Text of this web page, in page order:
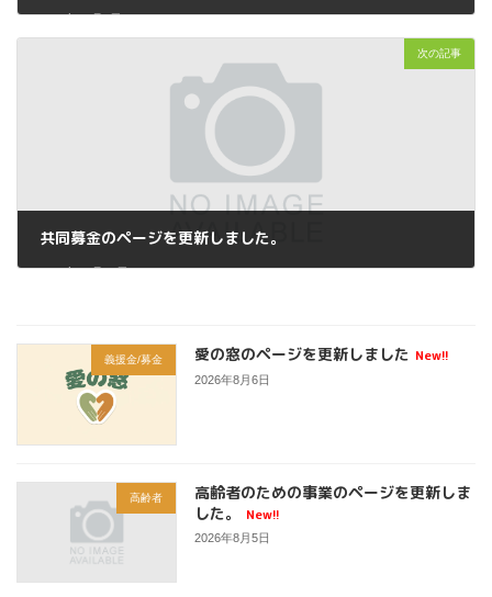
2024年11月7日
次の記事
共同募金のページを更新しました。
2024年11月13日
義援金/募金 愛の窓のページを更新しました New!!
2026年8月6日
高齢者
高齢者のための事業のページを更新しま
した。
New!!
2026年8月5日